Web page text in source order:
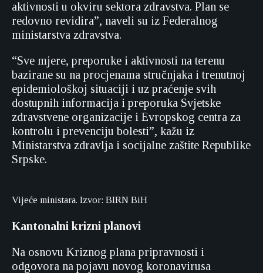
aktivnosti u okviru sektora zdravstva. Plan se
redovno revidira”, naveli su iz Federalnog
ministarstva zdravstva.
“Sve mjere, preporuke i aktivnosti na terenu
bazirane su na procjenama stručnjaka i trenutnoj
epidemiološkoj situaciji i uz praćenje svih
dostupnih informacija i preporuka Svjetske
zdravstvene organizacije i Evropskog centra za
kontrolu i prevenciju bolesti”, kažu iz
Ministarstva zdravlja i socijalne zaštite Republike
Srpske.
Vijeće ministara. Izvor: BIRN BiH
Kantonalni krizni planovi
Na osnovu Kriznog plana pripravnosti i
odgovora na pojavu novog koronavirusa